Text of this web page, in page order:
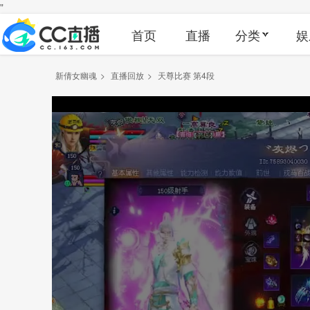
"
首页 直播 分类
新倩女幽魂 > 直播回放 > 天尊比赛 第4段